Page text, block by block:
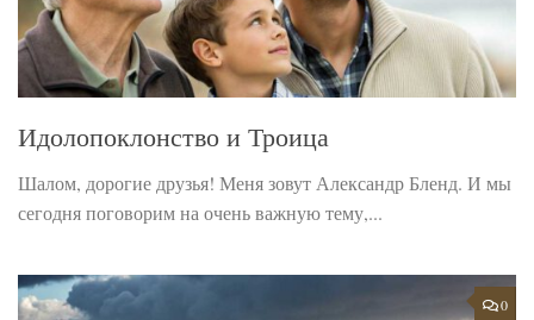
Идолопоклонство и Троица
Шалом, дорогие друзья! Меня зовут Александр Бленд. И мы
сегодня поговорим на очень важную тему,...
0